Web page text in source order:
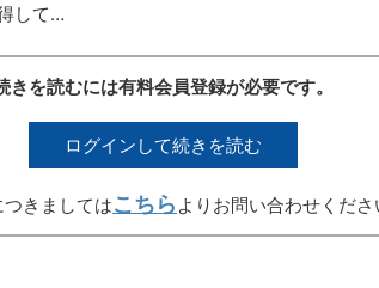
して…
きを読むには有料会員登録が必要です。
ログインして続きを読む
きましてはこちら よりお問い合わせくださ